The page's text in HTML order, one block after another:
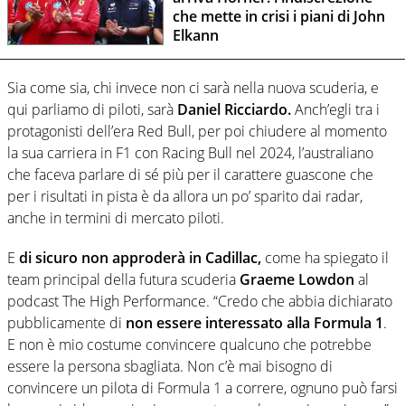
che mette in crisi i piani di John
Elkann
Sia come sia, chi invece non ci sarà nella nuova scuderia, e
qui parliamo di piloti, sarà Daniel Ricciardo.Anch’egli tra i
protagonisti dell’era Red Bull, per poi chiudere al momento
la sua carriera in F1 con Racing Bull nel 2024, l’australiano
che faceva parlare di sé più per il carattere guascone che
per i risultati in pista è da allora un po’ sparito dai radar,
anche in termini di mercato piloti.
E di sicuro non approderà in Cadillac, come ha spiegato il
team principal della futura scuderia Graeme Lowdon al
podcast The High Performance. “Credo che abbia dichiarato
pubblicamente di non essere interessato alla Formula 1.
E non è mio costume convincere qualcuno che potrebbe
essere la persona sbagliata. Non c’è mai bisogno di
convincere un pilota di Formula 1 a correre, ognuno può farsi